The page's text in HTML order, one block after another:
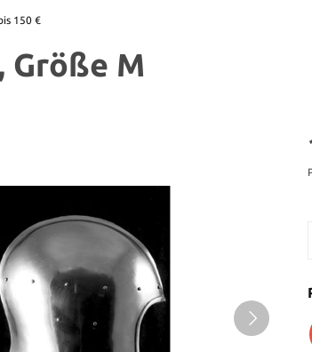
150 €
Größe M